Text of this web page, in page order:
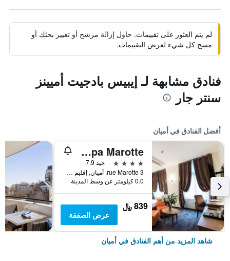
لم يتم العثور على تقييمات. حاول إزالة مرشح أو تغيير بحثك أو
مسح كل شيء لعرض التقييمات.
فنادق مشابهة لـ إيبيس بادجيت أميينز
سنتر جار
أفضل الفنادق في أميان
Hôtel Spa Marotte
4 نجوم
جيد 7.9
3 rue Marotte, أميان, إقليم سوم, فرنسا
0.0 كيلومتر عن وسط المدينة
839 ﷼
عرض الصفقة
شاهد المزيد من أهم الفنادق في أميان